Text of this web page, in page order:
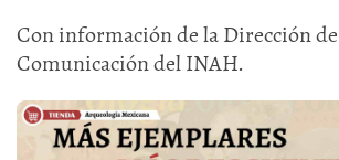
Con información de la Dirección
Comunicación del INAH.